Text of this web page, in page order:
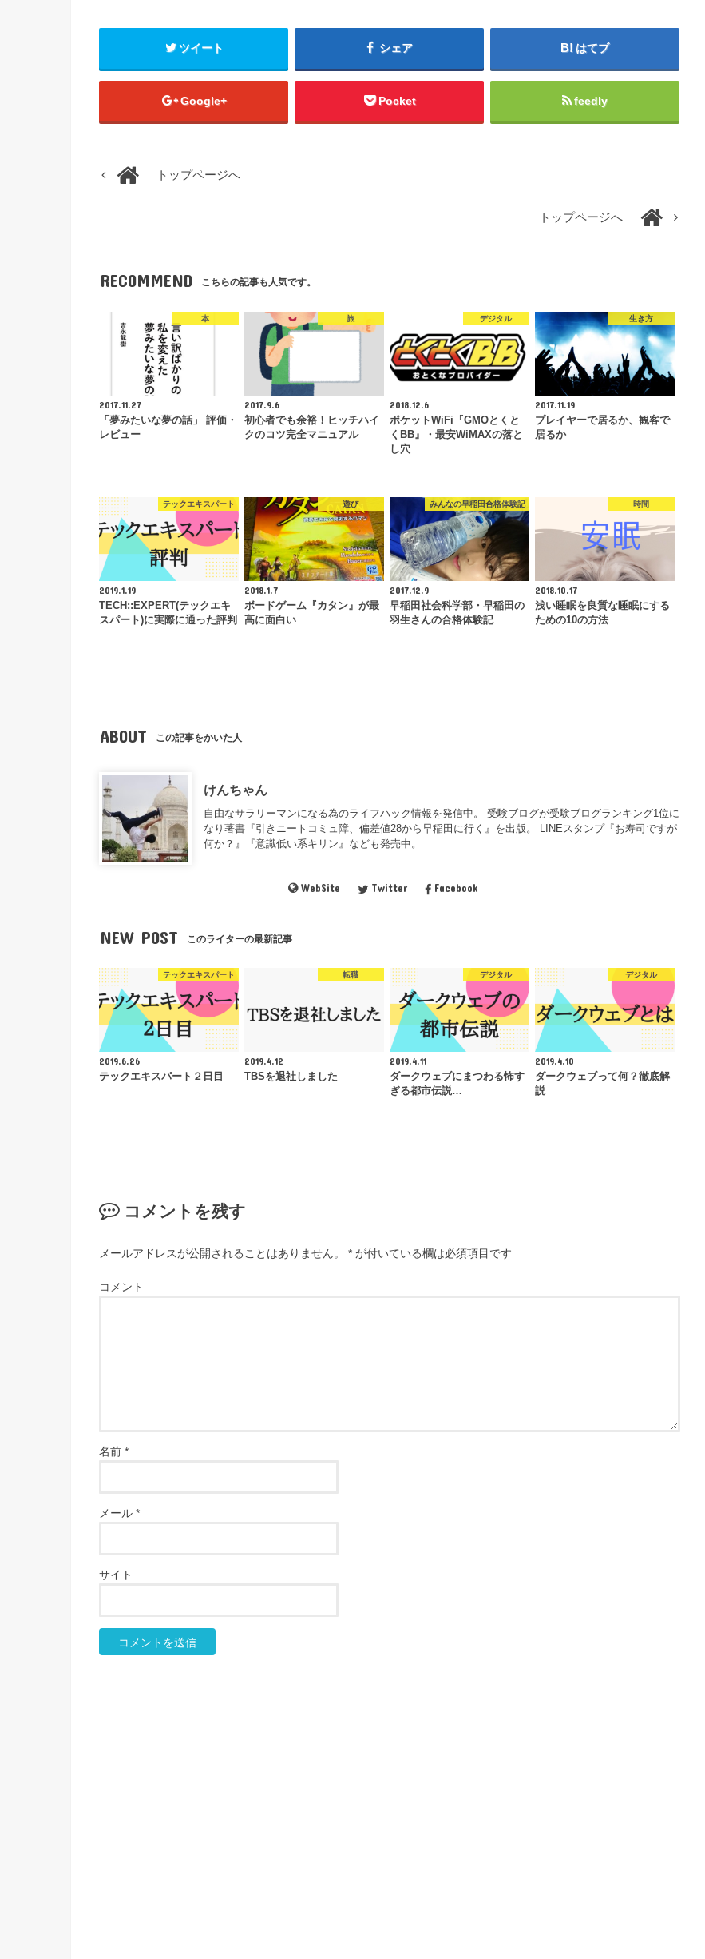
ツイート シェア はてブ
Google+ Pocket feedly
トップページへ
トップページへ
RECOMMEND こちらの記事も人気です。
本
2017.11.27
「夢みたいな夢の話」 評価・
レビュー
旅
2017.9.6
初心者でも余裕！ヒッチハイ
クのコツ完全マニュアル
デジタル
2018.12.6
ポケットWiFi『GMOとくと
くBB』・最安WiMAXの落と
し穴
生き方
2017.11.19
プレイヤーで居るか、観客で
居るか
テックエキスパート
2019.1.19
TECH::EXPERT(テックエキ
スパート)に実際に通った評判
遊び
2018.1.7
ボードゲーム『カタン』が最
高に面白い
みんなの早稲田合格体験記
2017.12.9
早稲田社会科学部・早稲田の
羽生さんの合格体験記
時間
2018.10.17
浅い睡眠を良質な睡眠にする
ための10の方法
ABOUT この記事をかいた人
けんちゃん
自由なサラリーマンになる為のライフハック情報を発信中。 受験ブログが受験ブログランキング1位に
なり著書『引きニートコミュ障、偏差値28から早稲田に行く』を出版。 LINEスタンプ『お寿司ですが
何か？』『意識低い系キリン』なども発売中。
WebSite Twitter Facebook
NEW POST このライターの最新記事
テックエキスパート
2019.6.26
テックエキスパート２日目
転職
2019.4.12
TBSを退社しました
デジタル
2019.4.11
ダークウェブにまつわる怖す
ぎる都市伝説…
デジタル
2019.4.10
ダークウェブって何？徹底解
説
コメントを残す
メールアドレスが公開されることはありません。 * が付いている欄は必須項目です
コメント
名前 *
メール *
サイト